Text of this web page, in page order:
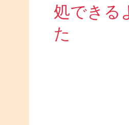
処できる
た